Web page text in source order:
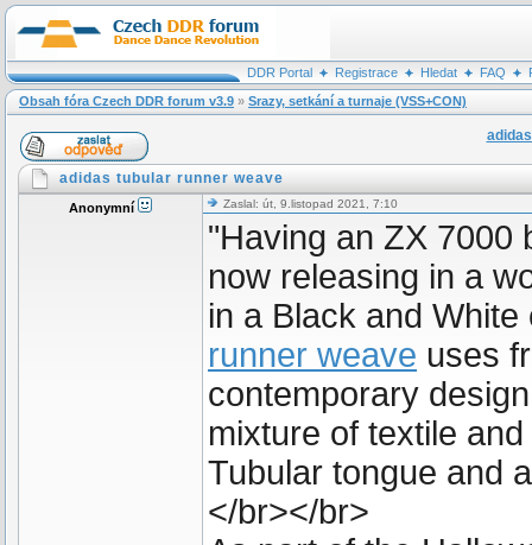
DDR Portal Registrace Hledat FAQ
Obsah fóra Czech DDR forum v3.9 » Srazy, setkání a turnaje (VSS+CON)
adidas tubular runner weave
Anonymní Zaslal: út, 9.listopad 2021, 7:10
"Having an ZX 7000
now releasing in a
in a Black and
runner weave uses
contemporary
mixture of textile
Tubular tongue and
</br></br>